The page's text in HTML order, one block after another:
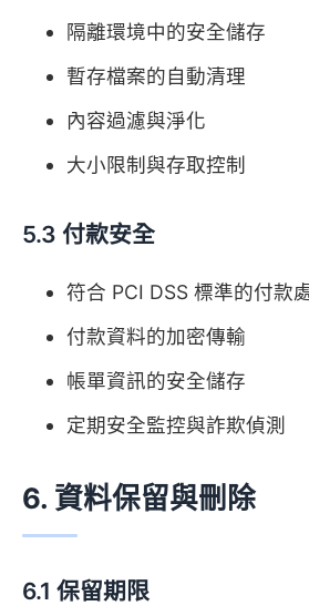
隔離環境中的安全儲存
暫存檔案的自動清理
內容過濾與淨化
大小限制與存取控制
5.3 付款安全
符合 PCI DSS 標準的付款
付款資料的加密傳輸
帳單資訊的安全儲存
定期安全監控與詐欺偵測
6. 資料保留與刪除
6.1 保留期限